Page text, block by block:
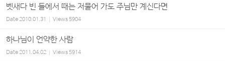
벳새다 빈 들에서 때는 저물어 가도 주님만 계신다면
Date2010.01.31 Views 5904
하나님이 언약한 사람
Date2011.04.02 Views 5914